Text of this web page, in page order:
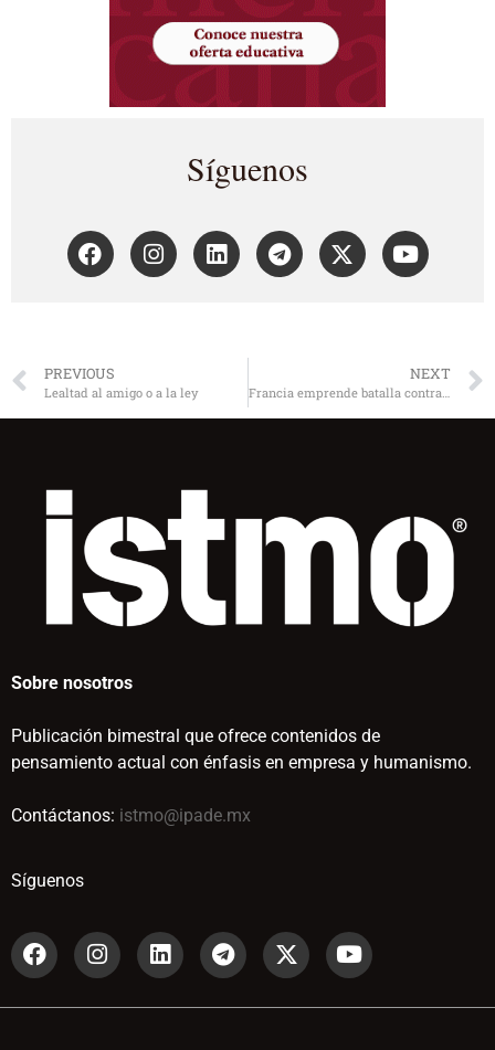
Síguenos
PREVIOUS
Lealtad al amigo o a la ley
NEXT
Francia emprende batalla contra el cannabis
Sobre nosotros
Publicación bimestral que ofrece contenidos de
pensamiento actual con énfasis en empresa y humanismo.
Contáctanos: istmo@ipade.mx
Síguenos